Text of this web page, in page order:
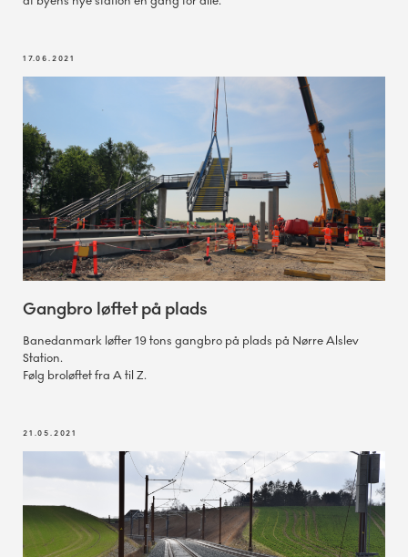
17.06.2021
Gangbro løftet på plads
Banedanmark løfter 19 tons gangbro på plads på Nørre Alslev
Station.
Følg broløftet fra A til Z.
21.05.2021